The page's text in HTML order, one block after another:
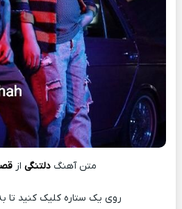
متن آهنگ دلتنگی از
روی یک ستاره کلیک کنید تا